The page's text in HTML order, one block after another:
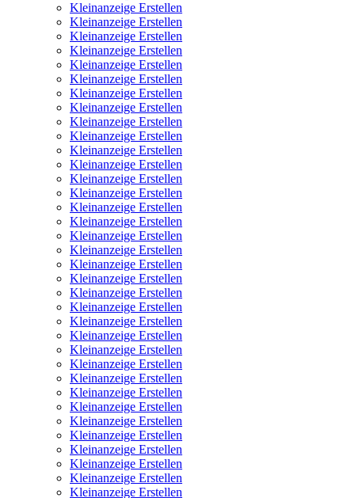
Kleinanzeige Erstellen
Kleinanzeige Erstellen
Kleinanzeige Erstellen
Kleinanzeige Erstellen
Kleinanzeige Erstellen
Kleinanzeige Erstellen
Kleinanzeige Erstellen
Kleinanzeige Erstellen
Kleinanzeige Erstellen
Kleinanzeige Erstellen
Kleinanzeige Erstellen
Kleinanzeige Erstellen
Kleinanzeige Erstellen
Kleinanzeige Erstellen
Kleinanzeige Erstellen
Kleinanzeige Erstellen
Kleinanzeige Erstellen
Kleinanzeige Erstellen
Kleinanzeige Erstellen
Kleinanzeige Erstellen
Kleinanzeige Erstellen
Kleinanzeige Erstellen
Kleinanzeige Erstellen
Kleinanzeige Erstellen
Kleinanzeige Erstellen
Kleinanzeige Erstellen
Kleinanzeige Erstellen
Kleinanzeige Erstellen
Kleinanzeige Erstellen
Kleinanzeige Erstellen
Kleinanzeige Erstellen
Kleinanzeige Erstellen
Kleinanzeige Erstellen
Kleinanzeige Erstellen
Kleinanzeige Erstellen